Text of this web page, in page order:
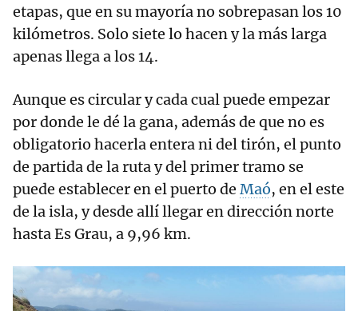
etapas, que en su mayoría no sobrepasan los 10
kilómetros. Solo siete lo hacen y la más larga
apenas llega a los 14.
Aunque es circular y cada cual puede empezar
por donde le dé la gana, además de que no es
obligatorio hacerla entera ni del tirón, el punto
de partida de la ruta y del primer tramo se
puede establecer en el puerto de Maó, en el este
de la isla, y desde allí llegar en dirección norte
hasta Es Grau, a 9,96 km.